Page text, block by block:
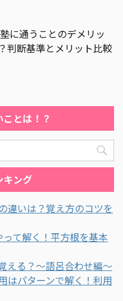
に通うことのデメリッ
判断基準とメリット比較
とは！？
キング
違いは？覚え方のコツを
て解く！平方根を基本
える？～語呂合わせ編～
はパターンで解く！利用